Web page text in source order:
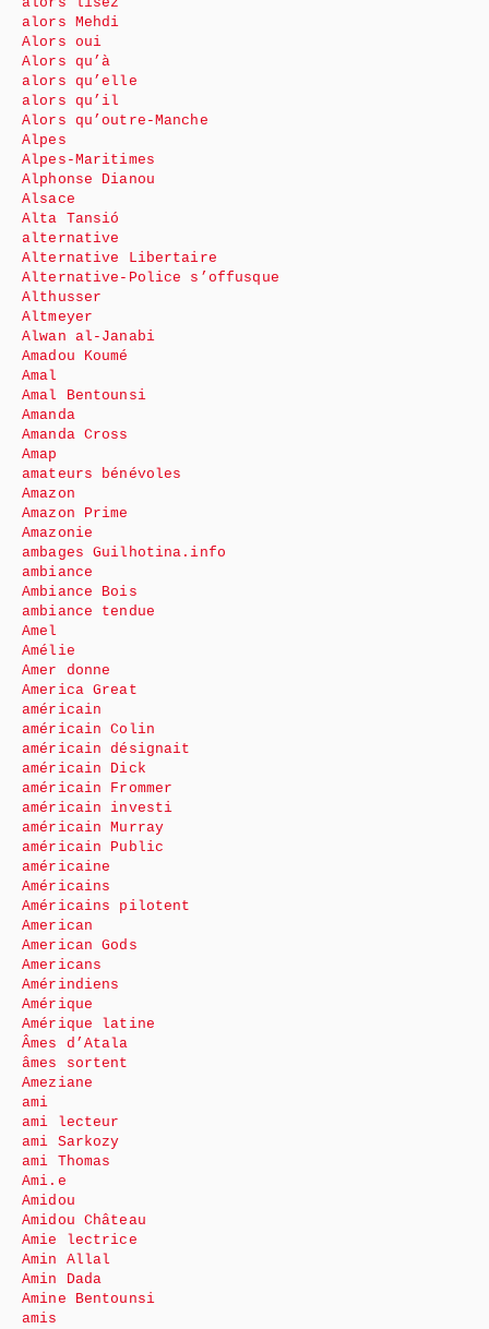
alors Mehdi
Alors oui
Alors qu’à
alors qu’elle
alors qu’il
Alors qu’outre-Manche
Alpes
Alpes-Maritimes
Alphonse Dianou
Alsace
Alta Tansió
alternative
Alternative Libertaire
Alternative-Police s’offusque
Althusser
Altmeyer
Alwan al-Janabi
Amadou Koumé
Amal
Amal Bentounsi
Amanda
Amanda Cross
Amap
amateurs bénévoles
Amazon
Amazon Prime
Amazonie
ambages Guilhotina.info
ambiance
Ambiance Bois
ambiance tendue
Amel
Amélie
Amer donne
America Great
américain
américain Colin
américain désignait
américain Dick
américain Frommer
américain investi
américain Murray
américain Public
américaine
Américains
Américains pilotent
American
American Gods
Americans
Amérindiens
Amérique
Amérique latine
Âmes d’Atala
âmes sortent
Ameziane
ami
ami lecteur
ami Sarkozy
ami Thomas
Ami.e
Amidou
Amidou Château
Amie lectrice
Amin Allal
Amin Dada
Amine Bentounsi
amis